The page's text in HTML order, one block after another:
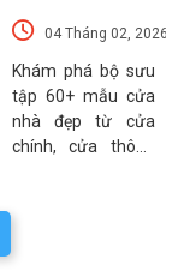
Hiện Đại, Sang
Trọng Xu
Hướng Mới Nhất
04 Tháng 02, 2026
Khám phá bộ sưu
tập 60+ mẫu cửa
nhà đẹp từ cửa
chính, cửa thông